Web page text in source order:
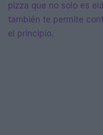
pizza que no solo es
también te permite
el principio.